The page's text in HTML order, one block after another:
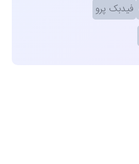
فیدبک پرو